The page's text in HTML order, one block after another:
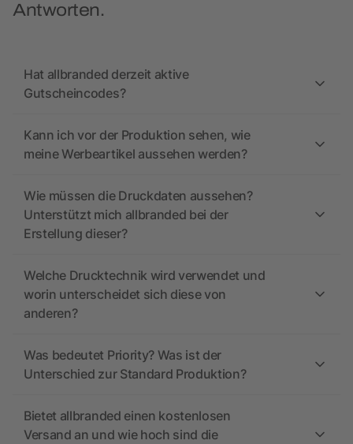
Antworten.
Hat allbranded derzeit aktive
Gutscheincodes?
Kann ich vor der Produktion sehen, wie
meine Werbeartikel aussehen werden?
Wie müssen die Druckdaten aussehen?
Unterstützt mich allbranded bei der
Erstellung dieser?
Welche Drucktechnik wird verwendet und
worin unterscheidet sich diese von
anderen?
Was bedeutet Priority? Was ist der
Unterschied zur Standard Produktion?
Bietet allbranded einen kostenlosen
Versand an und wie hoch sind die